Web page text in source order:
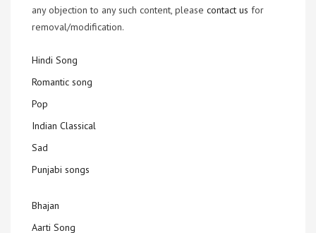
any objection to any such content, please contact us for
removal/modification.
Hindi Song
Romantic song
Pop
Indian Classical
Sad
Punjabi songs
Bhajan
Aarti Song